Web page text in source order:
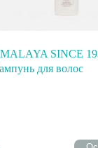
SINCE
для волос